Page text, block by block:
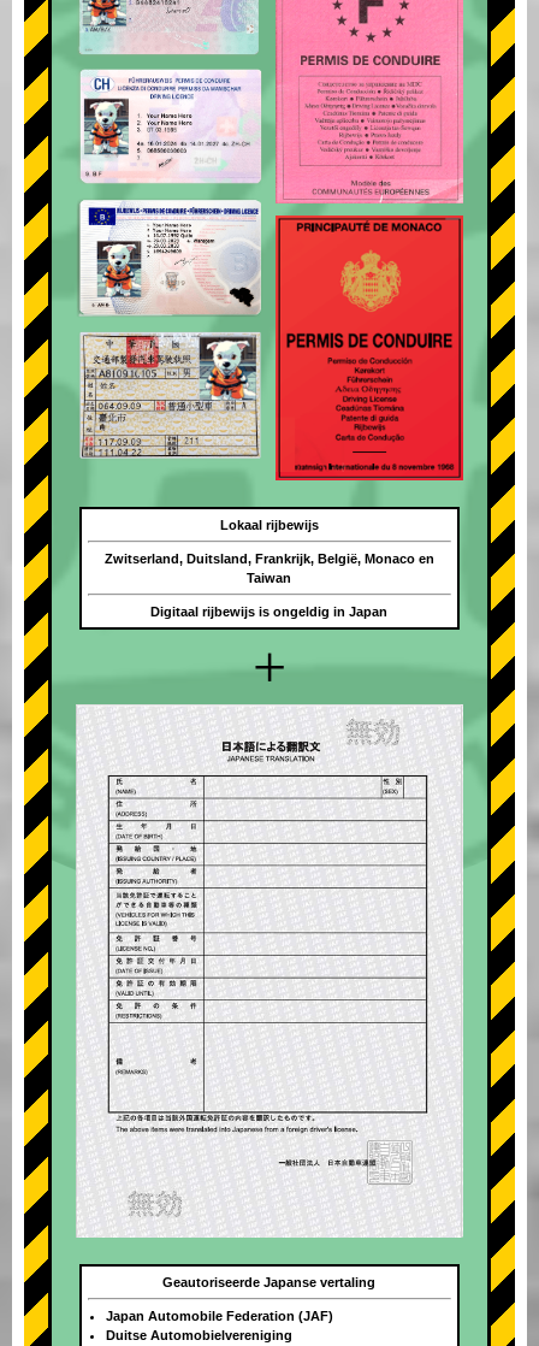
+
Lokaal rijbewijs
Zwitserland, Duitsland, Frankrijk, België, Monaco en
Taiwan
Digitaal rijbewijs is ongeldig in Japan
Geautoriseerde Japanse vertaling
Japan Automobile Federation (JAF)
Duitse Automobielvereniging